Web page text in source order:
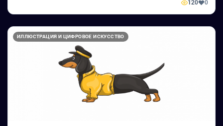
120 0
ИЛЛЮСТРАЦИЯ И ЦИФРОВОЕ ИСКУССТВО